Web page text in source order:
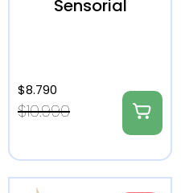
Sensorial
$10.990
$8.790